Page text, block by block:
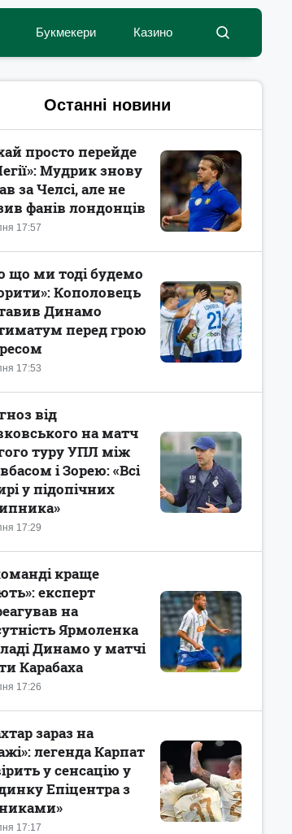
Букмекери Казино
Останні новини
17:57
просто перейде
Мудрик знову
за Челсі, але не
фанів лондонців
17:53
що ми тоді будемо
Кополовець
Динамо
перед грою
17:29
від
на матч
туру УПЛ між
і Зорею: «Всі
у підопічних
17:26
краще
експерт
на
Ярмоленка
Динамо у матчі
Карабаха
17:17
зараз на
легенда Карпат
у сенсацію у
Епіцентра з